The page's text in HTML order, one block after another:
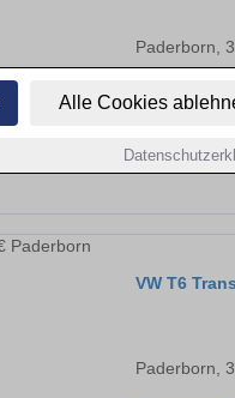
Alle Cookies
Paderborn,
196.900 km
VW T6
Paderborn,